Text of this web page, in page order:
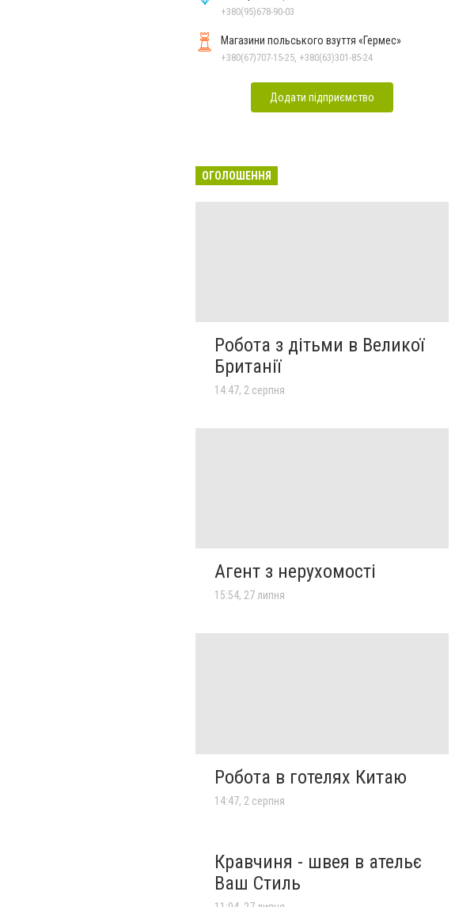
+380(95)678-90-03
Магазини польського взуття «Гермес»
+380(67)707-15-25, +380(63)301-85-24
Додати підприємство
ОГОЛОШЕННЯ
Робота з дітьми в Великої
Британії
14:47, 2 серпня
Агент з нерухомості
15:54, 27 липня
Робота в готелях Китаю
14:47, 2 серпня
Кравчиня - швея в ательє
Ваш Стиль